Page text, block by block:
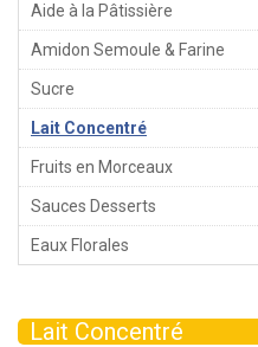
Aide à la Pâtissière
Amidon Semoule & Farine
Sucre
Lait Concentré
Fruits en Morceaux
Sauces Desserts
Eaux Florales
Lait Concentré